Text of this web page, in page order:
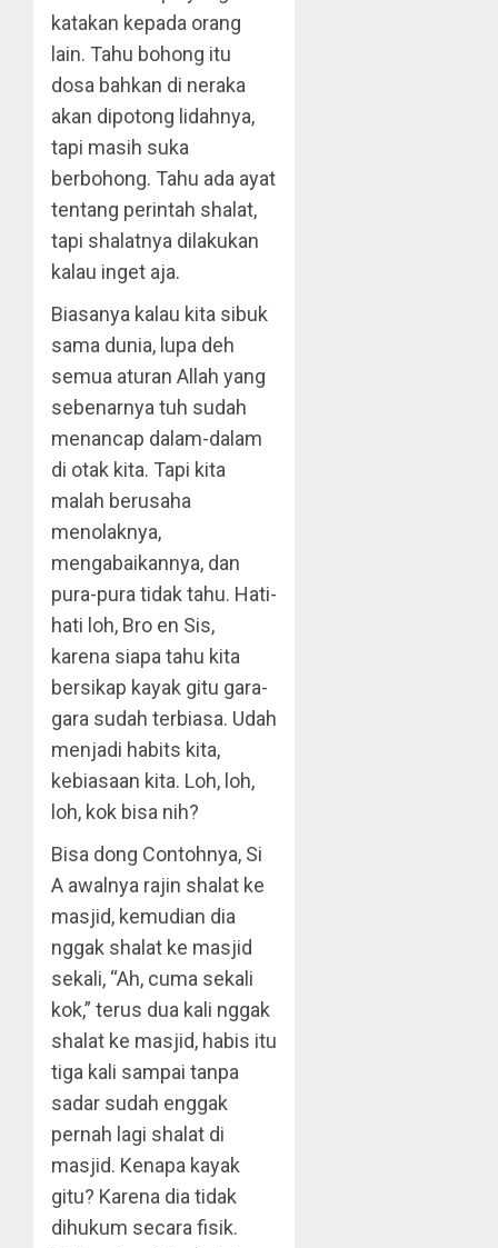
katakan kepada orang
lain. Tahu bohong itu
dosa bahkan di neraka
akan dipotong lidahnya,
tapi masih suka
berbohong. Tahu ada ayat
tentang perintah shalat,
tapi shalatnya dilakukan
kalau inget aja.
Biasanya kalau kita sibuk
sama dunia, lupa deh
semua aturan Allah yang
sebenarnya tuh sudah
menancap dalam-dalam
di otak kita. Tapi kita
malah berusaha
menolaknya,
mengabaikannya, dan
pura-pura tidak tahu. Hati-
hati loh, Bro en Sis,
karena siapa tahu kita
bersikap kayak gitu gara-
gara sudah terbiasa. Udah
menjadi habits kita,
kebiasaan kita. Loh, loh,
loh, kok bisa nih?
Bisa dong Contohnya, Si
A awalnya rajin shalat ke
masjid, kemudian dia
nggak shalat ke masjid
sekali, “Ah, cuma sekali
kok,” terus dua kali nggak
shalat ke masjid, habis itu
tiga kali sampai tanpa
sadar sudah enggak
pernah lagi shalat di
masjid. Kenapa kayak
gitu? Karena dia tidak
dihukum secara fisik.